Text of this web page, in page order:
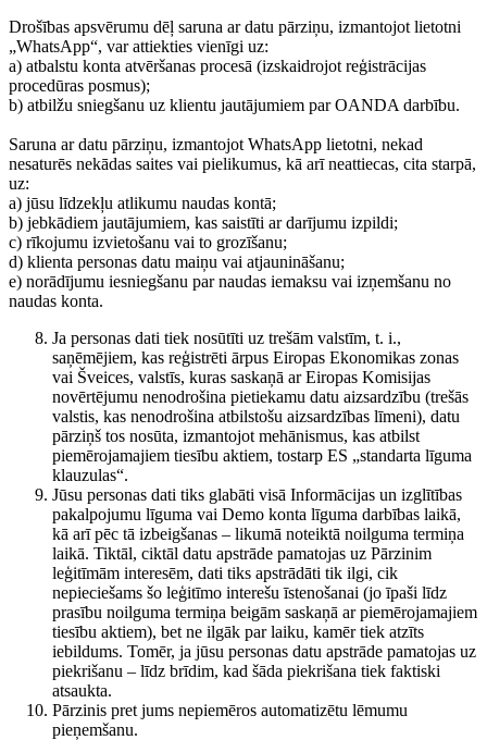
Drošības apsvērumu dēļ saruna ar datu pārziņu, izmantojot lietotni
„WhatsApp“, var attiekties vienīgi uz:
a) atbalstu konta atvēršanas procesā (izskaidrojot reģistrācijas
procedūras posmus);
b) atbilžu sniegšanu uz klientu jautājumiem par OANDA darbību.
Saruna ar datu pārziņu, izmantojot WhatsApp lietotni, nekad
nesaturēs nekādas saites vai pielikumus, kā arī neattiecas, cita starpā,
uz:
a) jūsu līdzekļu atlikumu naudas kontā;
b) jebkādiem jautājumiem, kas saistīti ar darījumu izpildi;
c) rīkojumu izvietošanu vai to grozīšanu;
d) klienta personas datu maiņu vai atjaunināšanu;
e) norādījumu iesniegšanu par naudas iemaksu vai izņemšanu no
naudas konta.
Ja personas dati tiek nosūtīti uz trešām valstīm, t. i.,
saņēmējiem, kas reģistrēti ārpus Eiropas Ekonomikas zonas
vai Šveices, valstīs, kuras saskaņā ar Eiropas Komisijas
novērtējumu nenodrošina pietiekamu datu aizsardzību (trešās
valstis, kas nenodrošina atbilstošu aizsardzības līmeni), datu
pārziņš tos nosūta, izmantojot mehānismus, kas atbilst
piemērojamajiem tiesību aktiem, tostarp ES „standarta līguma
klauzulas“.
Jūsu personas dati tiks glabāti visā Informācijas un izglītības
pakalpojumu līguma vai Demo konta līguma darbības laikā,
kā arī pēc tā izbeigšanas – likumā noteiktā noilguma termiņa
laikā. Tiktāl, ciktāl datu apstrāde pamatojas uz Pārzinim
leģitīmām interesēm, dati tiks apstrādāti tik ilgi, cik
nepieciešams šo leģitīmo interešu īstenošanai (jo īpaši līdz
prasību noilguma termiņa beigām saskaņā ar piemērojamajiem
tiesību aktiem), bet ne ilgāk par laiku, kamēr tiek atzīts
iebildums. Tomēr, ja jūsu personas datu apstrāde pamatojas uz
piekrišanu – līdz brīdim, kad šāda piekrišana tiek faktiski
atsaukta.
Pārzinis pret jums nepiemēros automatizētu lēmumu
pieņemšanu.